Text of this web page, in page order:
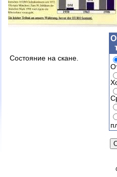
Состояние на скане.